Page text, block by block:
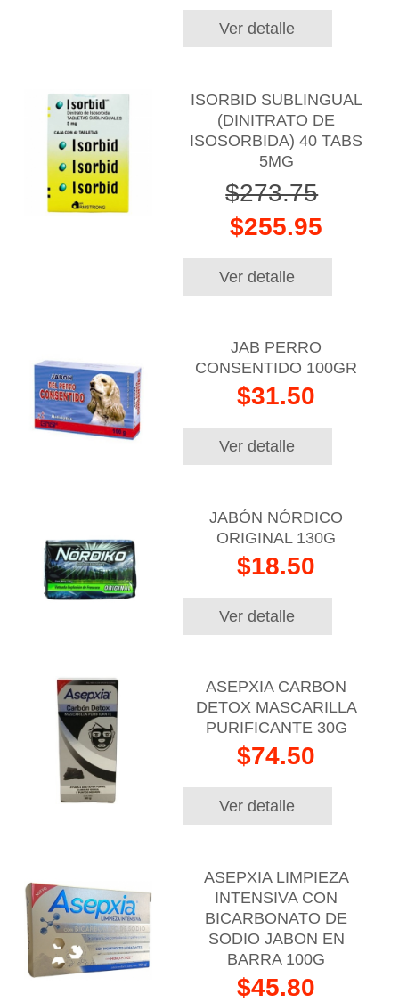
Ver detalle
ISORBID SUBLINGUAL
(DINITRATO DE
ISOSORBIDA) 40 TABS
5MG
$273.75
$255.95
Ver detalle
JAB PERRO
CONSENTIDO 100GR
$31.50
Ver detalle
JABÓN NÓRDICO
ORIGINAL 130G
$18.50
Ver detalle
ASEPXIA CARBON
DETOX MASCARILLA
PURIFICANTE 30G
$74.50
Ver detalle
ASEPXIA LIMPIEZA
INTENSIVA CON
BICARBONATO DE
SODIO JABON EN
BARRA 100G
$45.80